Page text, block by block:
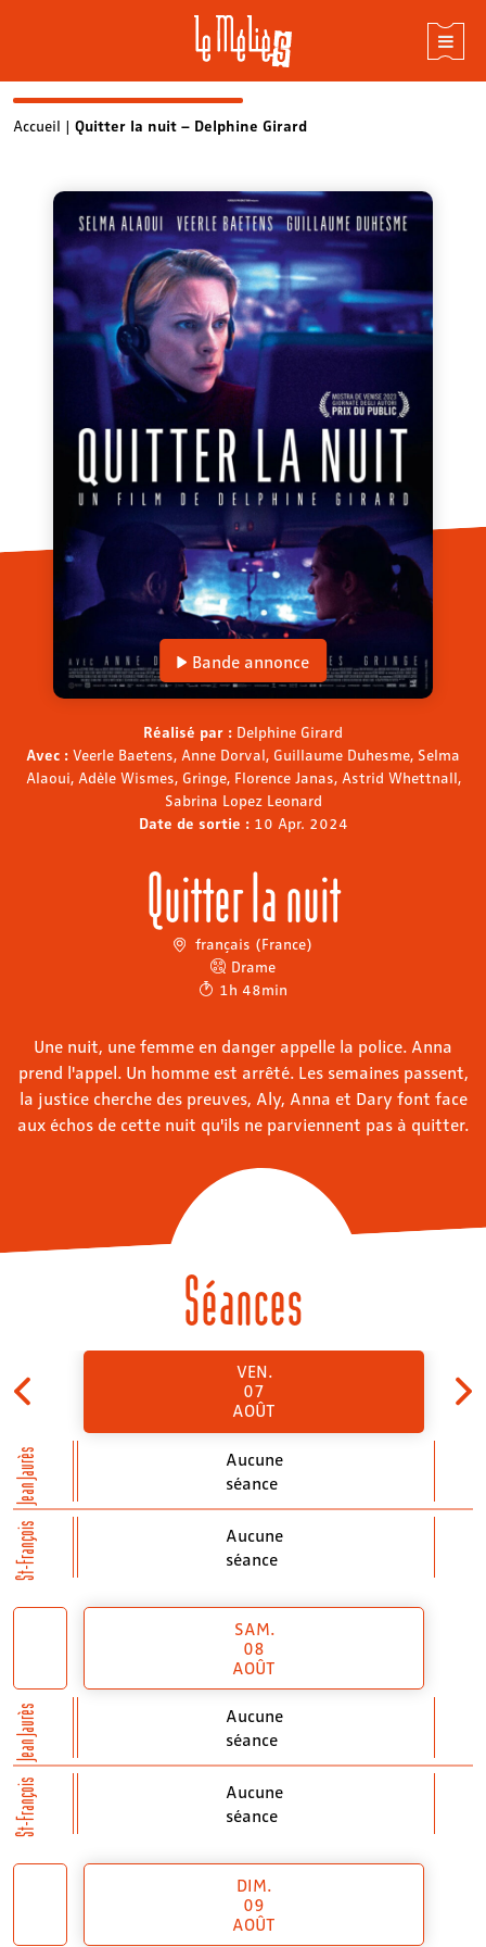
SkipAccueil | Quitter la nuit – Delphine Girard
Bande annonce
Réalisé par : Delphine Girard
Avec : Veerle Baetens, Anne Dorval, Guillaume Duhesme, Selma
Alaoui, Adèle Wismes, Gringe, Florence Janas, Astrid Whettnall,
Sabrina Lopez Leonard
Date de sortie : 10 Apr. 2024
Quitter la nuit
français (France)
Drame
1h 48min
Une nuit, une femme en danger appelle la police. Anna
prend l'appel. Un homme est arrêté. Les semaines passent,
la justice cherche des preuves, Aly, Anna et Dary font face
aux échos de cette nuit qu'ils ne parviennent pas à quitter.
Séances
Jean Jaurès
St-François
VEN.
07
AOÛT
Aucune
séance
Aucune
séance
Jean Jaurès
St-François
SAM.
08
AOÛT
Aucune
séance
Aucune
séance
DIM.
09
AOÛT